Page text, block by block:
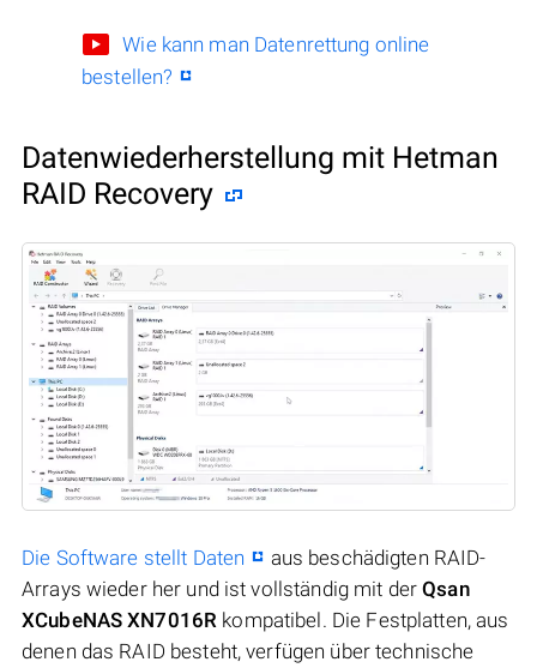
Wie kann man Datenrettung online
bestellen?
Datenwiederherstellung mit Hetman
RAID Recovery
Die Software stellt Daten
aus beschädigten RAID-
Arrays wieder her und ist vollständig mit derQsan
XCubeNAS XN7016R kompatibel. Die Festplatten, aus
denen das RAID besteht, verfügen über technische